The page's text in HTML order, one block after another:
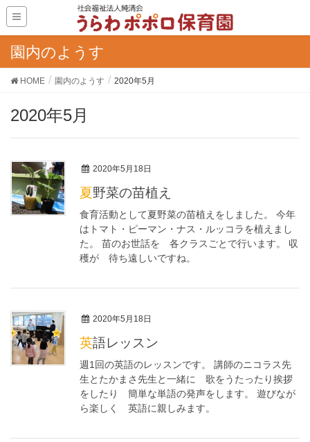
園内のようす
HOME 園内のようす 2020年5月
2020年5月
2020年5月18日
夏野菜の苗植え
食育活動として夏野菜の苗植えをしました。 今年
はトマト・ピーマン・ナス・ルッコラを植えまし
た。 苗のお世話を 各クラスごとで行います。 収
穫が 待ち遠しいですね。
2020年5月18日
英語レッスン
週1回の英語のレッスンです。 講師のニコラス先
生とたかまさ先生と一緒に 歌をうたったり挨拶
をしたり 簡単な単語の発声をします。 遊びなが
ら楽しく 英語に親しみます。